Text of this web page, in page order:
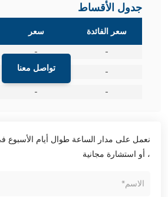
جدول الأقساط
تواصل معنا
سعر الفائدة سعر
-
-
-
-
-
-
نعمل على مدار الساعة طوال أيام الأسبوع
، أو استشارة مجانية